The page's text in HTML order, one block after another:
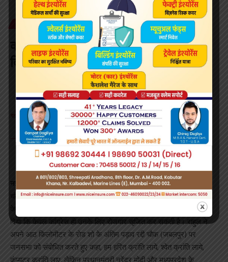
NATIONAL
कांग्रेस ही ऐसी पार्टी है जो युवाओं को रोजगार
दिला सकती है : राहुल गांधी
Last updated: October 7, 2018 9:56 am
Surabhi Saloni
2 Min Read
File Photo
मध्यप्रदेश में 28 नवंबर को होने वाले विधानसभा चुनाव की घोषणा के
चंद घंटे बाद, कांग्रेस अध्यक्ष राहुल गांधी ने शनिवार को देश में व्याप्त बेरोजगारी
के लिए प्रधानमंत्री नरेंद्र मोदी को जिम्मेदार ठहराया और युवाओं को आश्वासन
दिया कि केवल कांग्रेस ही उनके लिए रोजगार सृजित कर सकती है। राहुल ने
अपने आठ किलोमीटर के रोड शो के अंतिम पड़ाव रद्दी चौक (जबलपुर) पर
जनसभा को संबोधित करते हुए कहा, हम हरित क्रांति लाये, श्वेत क्रांति लाये,
कंप्यूटर क्रांति लाए, लेकिन प्रधानमंत्री नरेंद्र मोदी और मध्यप्रदेश के